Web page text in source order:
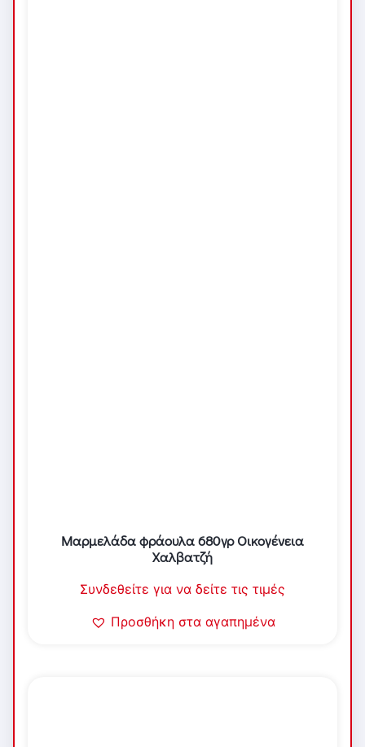
Μαρμελάδα φράουλα 680γρ Οικογένεια
Χαλβατζή
Συνδεθείτε για να δείτε τις τιμές
Προσθήκη στα αγαπημένα